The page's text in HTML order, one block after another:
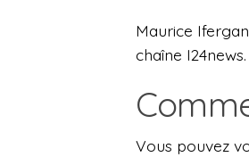
Maurice
chaîne I24news.
Vous pouvez